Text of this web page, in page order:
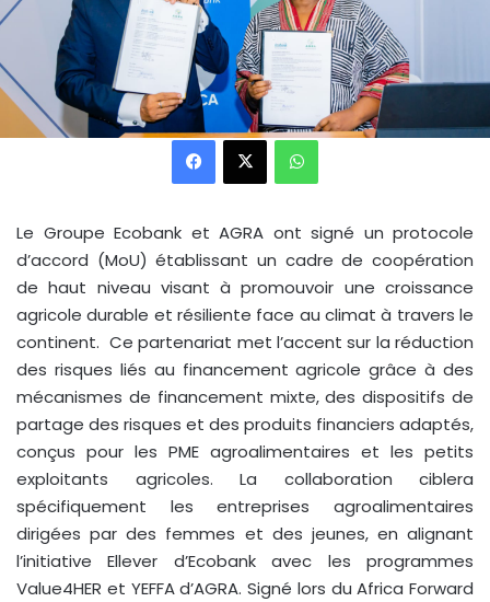
Facebook X WhatsApp
Le Groupe Ecobank et AGRA ont signé un protocole
d’accord (MoU) établissant un cadre de coopération
de haut niveau visant à promouvoir une croissance
agricole durable et résiliente face au climat à travers le
continent. Ce partenariat met l’accent sur la réduction
des risques liés au financement agricole grâce à des
mécanismes de financement mixte, des dispositifs de
partage des risques et des produits financiers adaptés,
conçus pour les PME agroalimentaires et les petits
exploitants agricoles. La collaboration ciblera
spécifiquement les entreprises agroalimentaires
dirigées par des femmes et des jeunes, en alignant
l’initiative Ellever d’Ecobank avec les programmes
Value4HER et YEFFA d’AGRA. Signé lors du Africa Forward